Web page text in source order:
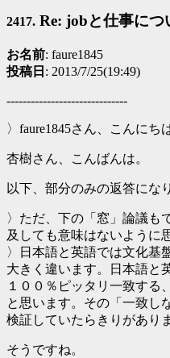
2417. Re: jobと仕事につ
お名前: faure1845
投稿日 : 2013/7/25(19:49)
------------------------------
〉faure1845さん、こんにち
杏樹さん、こんばんは。
以下、部分のみの返答にな
〉ただ、下の「窓」論議も
及しても意味はないように
〉日本語と英語では文化基
大きく違います。日本語と
１００％ピッタリ一致する
と思います。その「一致し
検証していたらきりがあり
そうですね。